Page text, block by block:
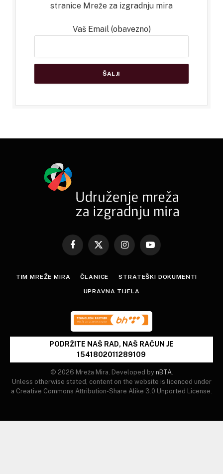
stranice Mreže za izgradnju mira
Vaš Email (obavezno)
Facebook
X
InstagramYouTube
TIM MREŽE MIRA ČLANICE STRATEŠKI DOKUMENTI
UPRAVNA TIJELA
PODRŽITE NAŠ RAD, NAŠ RAČUN JE
1541802011289109
© 2026 Mreža Mira. Developed by nBTA.
Unless otherwise stated, content on the website is licenced under
a Creative Commons Attribution-Share Alike 3.0 Unported License.